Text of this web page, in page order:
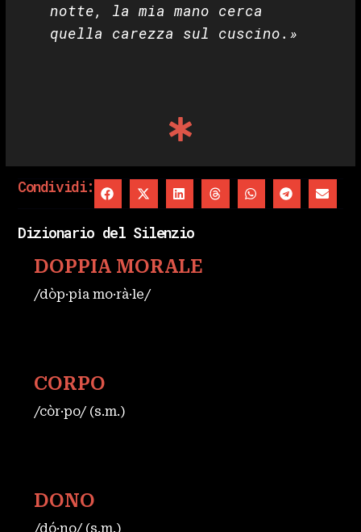
notte, la mia mano cerca
quella carezza sul cuscino.»
Condividi:
Dizionario del Silenzio
DOPPIA MORALE
/dòp·pia mo·rà·le/
CORPO
/còr·po/ (s.m.)
DONO
/dó·no/ (s.m.)